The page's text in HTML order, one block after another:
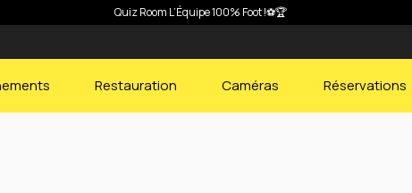
Quiz Room L’Équipe 100% Foot !⚽🏆
Restauration Caméras Réservations